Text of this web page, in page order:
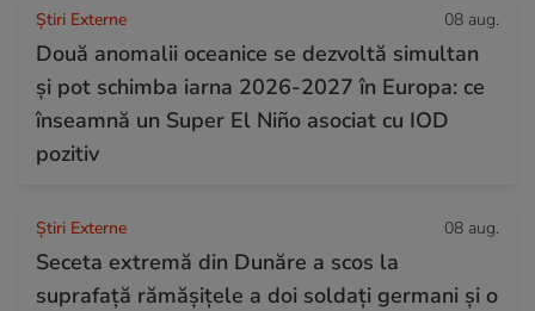
Știri Externe 08 aug.
Două anomalii oceanice se dezvoltă simultan
și pot schimba iarna 2026-2027 în Europa: ce
înseamnă un Super El Niño asociat cu IOD
pozitiv
Știri Externe 08 aug.
Seceta extremă din Dunăre a scos la
suprafață rămășițele a doi soldați germani și o